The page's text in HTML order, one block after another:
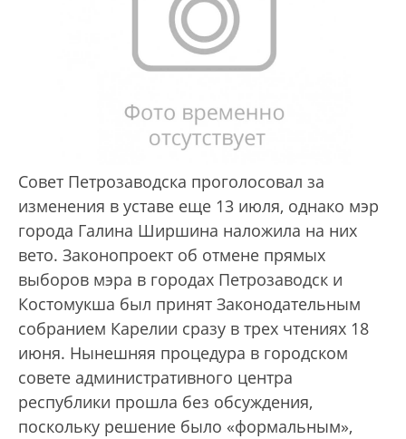
Совет Петрозаводска проголосовал за
изменения в уставе еще 13 июля, однако мэр
города Галина Ширшина наложила на них
вето. Законопроект об отмене прямых
выборов мэра в городах Петрозаводск и
Костомукша был принят Законодательным
собранием Карелии сразу в трех чтениях 18
июня. Нынешняя процедура в городском
совете административного центра
республики прошла без обсуждения,
поскольку решение было «формальным»,